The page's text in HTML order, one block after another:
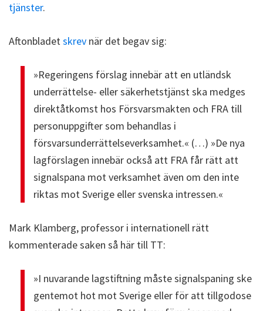
tjänster.
Aftonbladetskrev när det begav sig:
»Regeringens förslag innebär att en utländsk
underrättelse- eller säkerhetstjänst ska medges
direktåtkomst hos Försvarsmakten och FRA till
personuppgifter som behandlas i
försvarsunderrättelseverksamhet.« (…) »De nya
lagförslagen innebär också att FRA får rätt att
signalspana mot verksamhet även om den inte
riktas mot Sverige eller svenska intressen.«
Mark Klamberg, professor i internationell rätt
kommenterade saken så här till TT:
»I nuvarande lagstiftning måste signalspaning ske
gentemot hot mot Sverige eller för att tillgodose